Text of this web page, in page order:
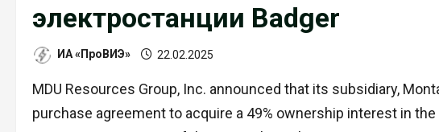
электростанции Badger
ИА «ПроВИЭ» 22.02.2025
MDU Resources Group, Inc. announced that its subsidiary,
purchase agreement to acquire a 49% ownership interest in